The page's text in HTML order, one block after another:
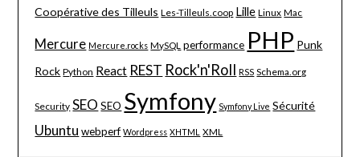
Coopérative des Tilleuls Les-Tilleuls.coop Lille Linux Mac
Mercure Mercure.rocks MySQL performance PHP Punk
Rock Python React REST Rock'n'Roll RSS Schema.org
Security SEO SEO Symfony Symfony Live Sécurité
Ubuntu webperf Wordpress XHTML XML